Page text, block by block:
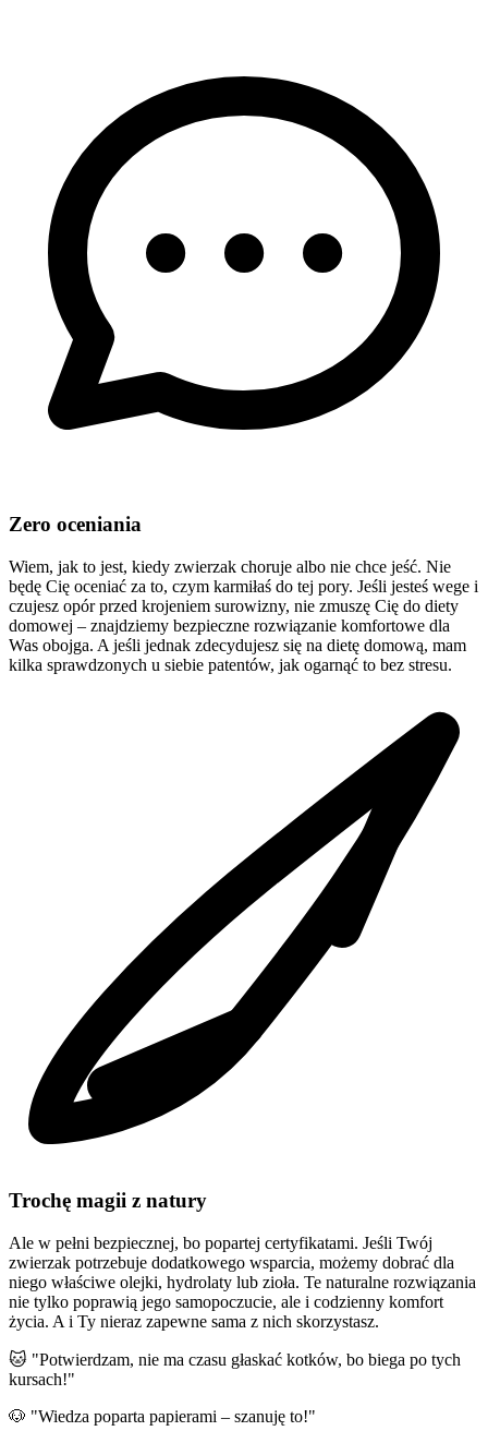
Zero oceniania
Wiem, jak to jest, kiedy zwierzak choruje albo nie chce jeść. Nie
będę Cię oceniać za to, czym karmiłaś do tej pory. Jeśli jesteś wege i
czujesz opór przed krojeniem surowizny, nie zmuszę Cię do diety
domowej – znajdziemy bezpieczne rozwiązanie komfortowe dla
Was obojga. A jeśli jednak zdecydujesz się na dietę domową, mam
kilka sprawdzonych u siebie patentów, jak ogarnąć to bez stresu.
Trochę magii z natury
Ale w pełni bezpiecznej, bo popartej certyfikatami. Jeśli Twój
zwierzak potrzebuje dodatkowego wsparcia, możemy dobrać dla
niego właściwe olejki, hydrolaty lub zioła. Te naturalne rozwiązania
nie tylko poprawią jego samopoczucie, ale i codzienny komfort
życia. A i Ty nieraz zapewne sama z nich skorzystasz.
🐱 "Potwierdzam, nie ma czasu głaskać kotków, bo biega po tych
kursach!"
🐶 "Wiedza poparta papierami – szanuję to!"